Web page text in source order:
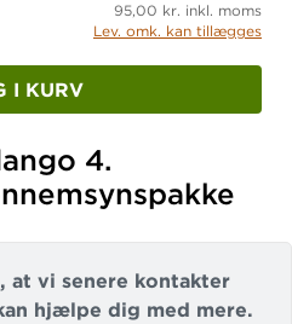
95,00 kr. inkl. moms
Lev. omk. kan tillægges
I KURV
4.
at vi senere kontakter
hjælpe dig med mere.